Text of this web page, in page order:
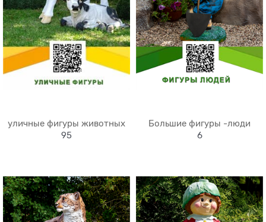
уличные фигуры животных
95
Большие фигуры -люди
6